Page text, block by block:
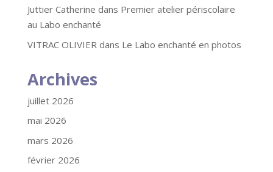
Juttier Catherine dans Premier atelier périscolaire
au Labo enchanté
VITRAC OLIVIER dans Le Labo enchanté en photos
Archives
juillet 2026
mai 2026
mars 2026
février 2026